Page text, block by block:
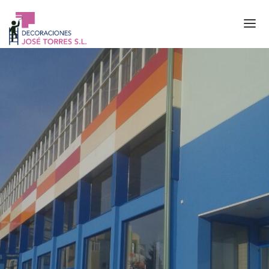
La empresa
Servicios
Proyectos
Contacto